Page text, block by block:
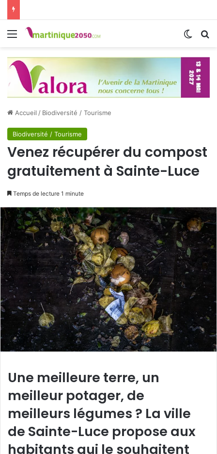
Menu
Accueil / Biodiversité / Tourisme
Biodiversité / Tourisme
Venez récupérer du compost
gratuitement à Sainte-Luce
Temps de lecture 1 minute
Une meilleure terre, un
meilleur potager, de
meilleurs légumes ? La ville
de Sainte-Luce propose aux
habitants qui le souhaitent